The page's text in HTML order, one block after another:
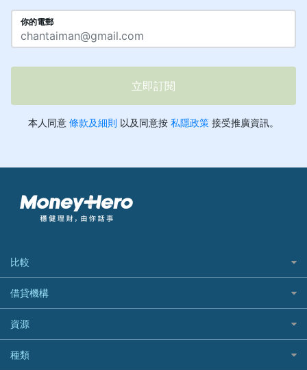
比較
私人貸款比較
稅季/稅務貸款
網上貸款
結餘轉戶(清卡數貸款)
借貸機構
BEA 東亞銀行
BOC 中國銀行
Cashing Pro 優尚信貸
資源
如何申請個人貸款
種類